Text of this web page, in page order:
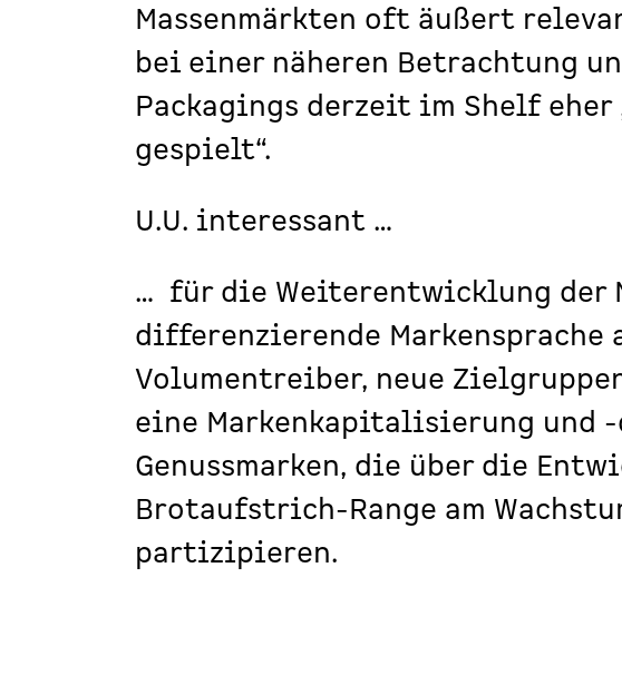
Massenmärkten oft äußert
bei einer näheren Betrachtung
Packagings derzeit im Shelf eher
gespielt“.
U.U. interessant …
… für die Weiterentwicklung der
differenzierende Markensprache
Volumentreiber, neue
eine Markenkapitalisierung und -
Genussmarken, die über die
Brotaufstrich-Range am
partizipieren.